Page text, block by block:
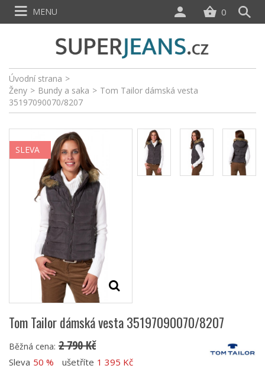
Úvodní strana >
Ženy > Bundy a saka > Tom Tailor dámská vesta
35197090070/8207
SLEVA
Tom Tailor dámská vesta 35197090070/8207
Běžná cena: 2 790 Kč
Sleva 50 % ušetříte 1 395 Kč
0
MENU